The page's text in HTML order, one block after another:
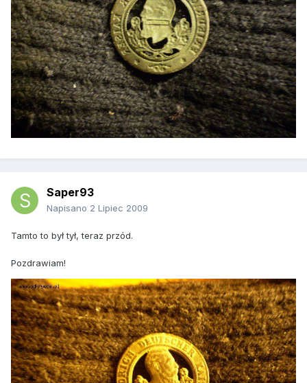
Saper93
Napisano 2 Lipiec 2009
Tamto to był tył, teraz przód.
Pozdrawiam!